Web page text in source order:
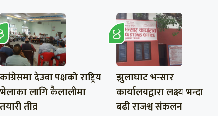
कांग्रेसमा देउवा पक्षको राष्ट्रिय
भेलाका लागि कैलालीमा
तयारी तीव्र
झुलाघाट भन्सार
कार्यालयद्वारा लक्ष्य भन्दा
बढी राजश्व संकलन